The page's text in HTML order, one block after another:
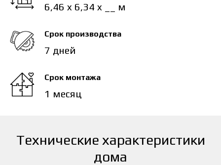
6,46 x 6,34 x __ м
Срок производства
7 дней
Срок монтажа
1 месяц
Технические характеристики
дома